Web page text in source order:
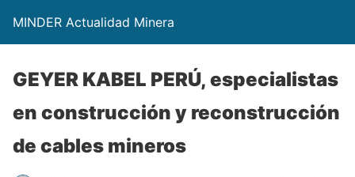
MINDER Actualidad Minera
GEYER KABEL PERÚ, especialistas
en construcción y reconstrucción
de cables mineros